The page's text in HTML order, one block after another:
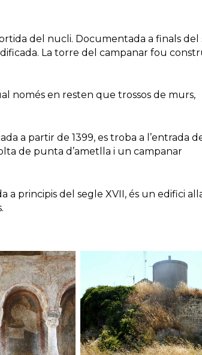
del nucli. Documentada a finals del
La torre del campanar fou
només en resten que trossos de murs,
a partir de 1399, es troba a l’entrada
de punta d’ametlla i un campanar
a principis del segle XVII, és un edifici